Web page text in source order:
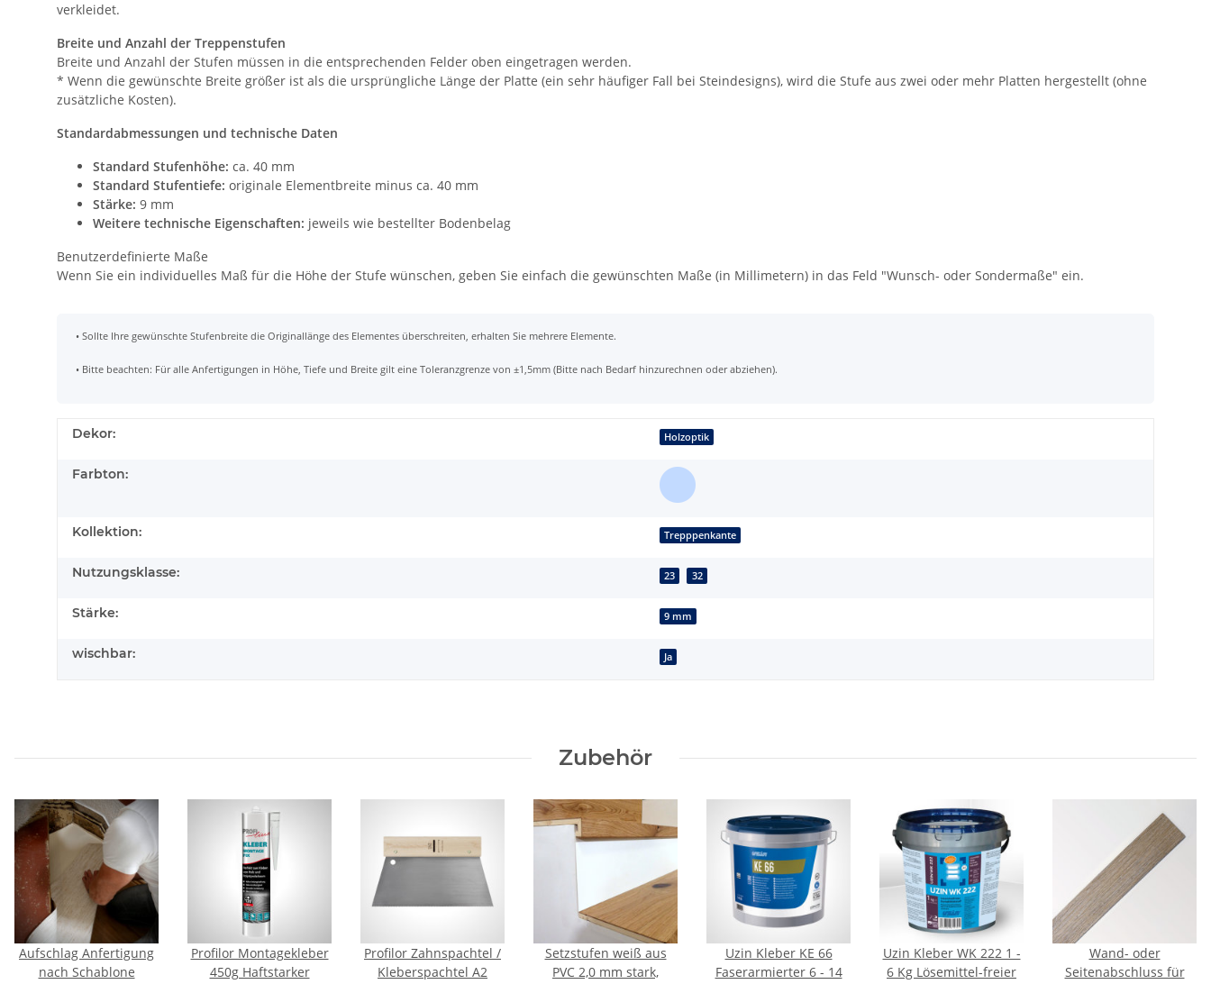
verkleidet.
Breite und Anzahl der Treppenstufen
Breite und Anzahl der Stufen müssen in die entsprechenden Felder oben eingetragen werden.
* Wenn die gewünschte Breite größer ist als die ursprüngliche Länge der Platte (ein sehr häufiger Fall bei Steindesigns), wird die Stufe aus zwei oder mehr Platten hergestellt (ohne
zusätzliche Kosten).
Standardabmessungen und technische Daten
Standard Stufenhöhe: ca. 40 mm
Standard Stufentiefe: originale Elementbreite minus ca. 40 mm
Stärke: 9 mm
Weitere technische Eigenschaften: jeweils wie bestellter Bodenbelag
Benutzerdefinierte Maße
Wenn Sie ein individuelles Maß für die Höhe der Stufe wünschen, geben Sie einfach die gewünschten Maße (in Millimetern) in das Feld "Wunsch- oder Sondermaße" ein.
• Sollte Ihre gewünschte Stufenbreite die Originallänge des Elementes überschreiten, erhalten Sie mehrere Elemente.
• Bitte beachten: Für alle Anfertigungen in Höhe, Tiefe und Breite gilt eine Toleranzgrenze von ±1,5mm (Bitte nach Bedarf hinzurechnen oder abziehen).
Dekor: Holzoptik
Farbton:
Kollektion: Trepppenkante
Nutzungsklasse: 23 32
Stärke: 9 mm
wischbar: Ja
Zubehör
Aufschlag Anfertigung
nach Schablone
Profilor Montagekleber
450g Haftstarker
Profilor Zahnspachtel /
Kleberspachtel A2
Setzstufen weiß aus
PVC 2,0 mm stark,
Uzin Kleber KE 66
Faserarmierter 6 - 14
Uzin Kleber WK 222 1 -
6 Kg Lösemittel-freier
Wand- oder
Seitenabschluss für